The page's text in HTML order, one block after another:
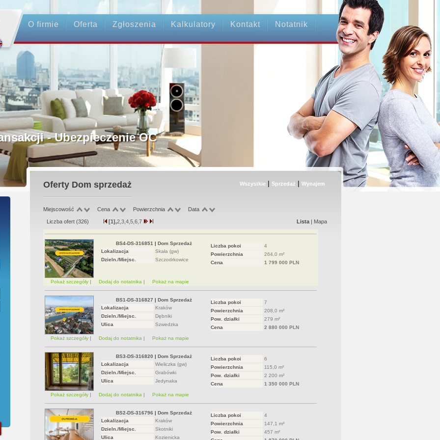
O firmie Oferta Zgłoszenia Kalkulatory Kontakt Notatnik
- Ubezpieczenie OC
Umowa Notarialna
OfertyDom sprzedaż Wszystkie| Sprzedaż Wynajem
Miejscowość Cena Powierzchnia Data
Liczba ofert (326) [1],2, 3, 4, 5, 6, 7 Lista| Mapa
BS4-DS-316851 | Dom Sprzedaż
Lokalizacja
Skała (gw)
Dzieln./Miejsc.
Szczodrkowice
Liczba pokoi
4
Powierzchnia
264,0 m²
Cena
1 799 000 PLN
Pokaż szczegóły | Dodaj do notatnika | Pokaż na mapie
BS1-DS-316827 | Dom Sprzedaż
Lokalizacja
Kraków
Dzieln./Miejsc.
Dębniki
Ulica
Szwedzka
Liczba pokoi
7
Powierzchnia
208,0 m²
Pow. działki
279 m²
Cena
2 880 000 PLN
Pokaż szczegóły | Dodaj do notatnika | Pokaż na mapie
BS3-DS-316820 | Dom Sprzedaż
Lokalizacja
Wieliczka (gw)
Dzieln./Miejsc.
Grabówki
Ulica
Jedynaka
Liczba pokoi
6
Powierzchnia
115,0 m²
Pow. działki
2 200 m²
Cena
1 350 000 PLN
Pokaż szczegóły | Dodaj do notatnika | Pokaż na mapie
BS2-DS-316796 | Dom Sprzedaż
Lokalizacja
Kraków
Dzieln./Miejsc.
Skotniki
Ulica
Kozienicka
Liczba pokoi
4
Powierzchnia
147,1 m²
Pow. działki
457 m²